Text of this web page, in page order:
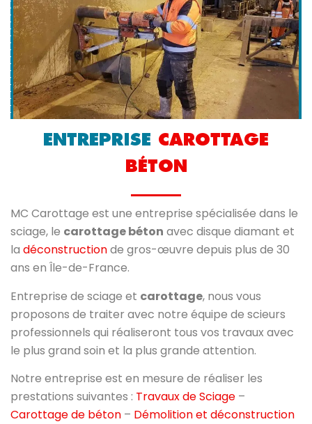
ENTREPRISE CAROTTAGE
BÉTON
MC Carottage est une entreprise spécialisée dans le
sciage, le carottage béton avec disque diamant et
la déconstructionde gros-œuvre depuis plus de 30
ans en Île-de-France.
Entreprise de sciage et carottage, nous vous
proposons de traiter avec notre équipe de scieurs
professionnels qui réaliseront tous vos travaux avec
le plus grand soin et la plus grande attention.
Notre entreprise est en mesure de réaliser les
prestations suivantes : Travaux de Sciage –
Carottage de béton – Démolition et déconstruction